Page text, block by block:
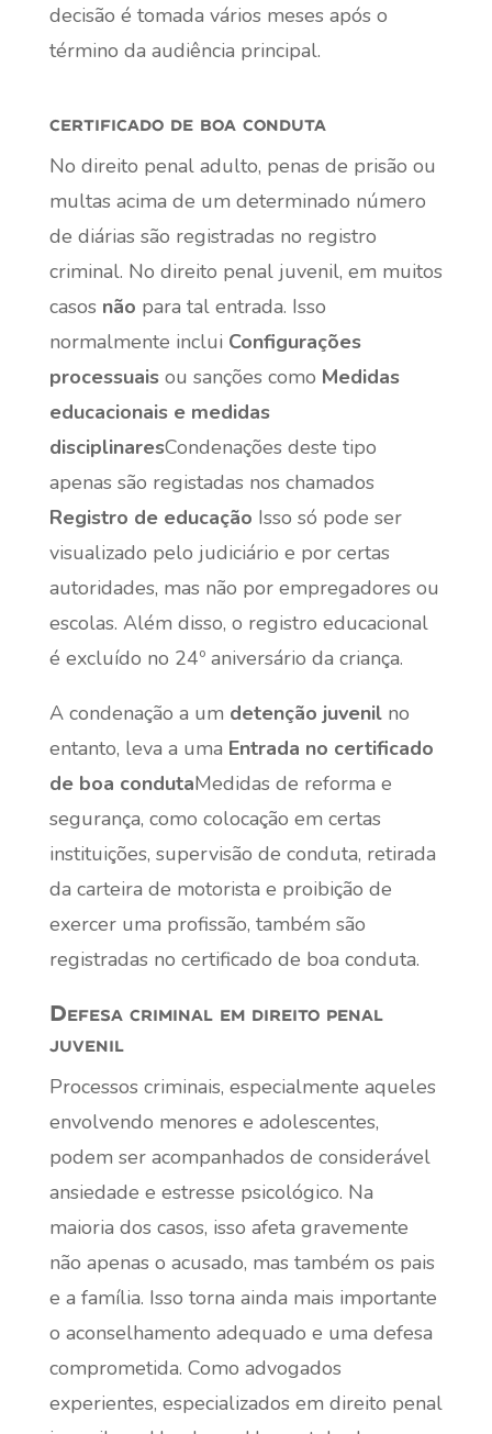
decisão é tomada vários meses após o
término da audiência principal.
certificado de boa conduta
No direito penal adulto, penas de prisão ou
multas acima de um determinado número
de diárias são registradas no registro
criminal. No direito penal juvenil, em muitos
casos não para tal entrada. Isso
normalmente inclui Configurações
processuaisou sanções como Medidas
educacionais e medidas
disciplinaresCondenações deste tipo
apenas são registadas nos chamados
Registro de educação Isso só pode ser
visualizado pelo judiciário e por certas
autoridades, mas não por empregadores ou
escolas. Além disso, o registro educacional
é excluído no 24º aniversário da criança.
A condenação a um detenção juvenilno
entanto, leva a uma Entrada no certificado
de boa condutaMedidas de reforma e
segurança, como colocação em certas
instituições, supervisão de conduta, retirada
da carteira de motorista e proibição de
exercer uma profissão, também são
registradas no certificado de boa conduta.
Defesa criminal em direito penal
juvenil
Processos criminais, especialmente aqueles
envolvendo menores e adolescentes,
podem ser acompanhados de considerável
ansiedade e estresse psicológico. Na
maioria dos casos, isso afeta gravemente
não apenas o acusado, mas também os pais
e a família. Isso torna ainda mais importante
o aconselhamento adequado e uma defesa
comprometida. Como advogados
experientes, especializados em direito penal